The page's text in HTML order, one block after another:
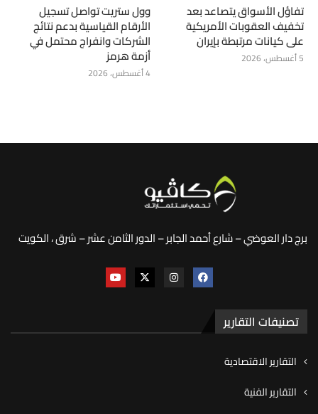
تفاؤل الأسواق يتصاعد بعد
تخفيف العقوبات الأمريكية
على كيانات مرتبطة بإيران
5 أغسطس، 2026
وول ستريت تواصل تسجيل
الأرقام القياسية بدعم نتائج
الشركات وانفراج محتمل في
أزمة هرمز
4 أغسطس، 2026
برج دار العوضي – شارع أحمد الجابر – الدور الثامن عشر – شرق ، الكويت
تصنيفات التقارير
التقارير الاقتصادية
التقارير الفنية